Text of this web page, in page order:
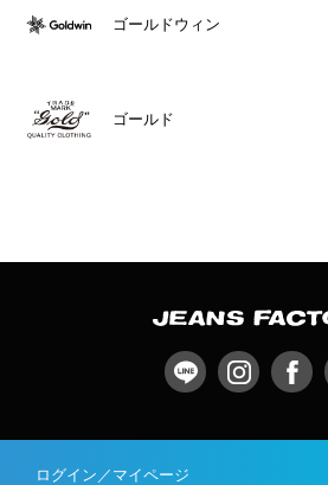
ゴールドウィン
ゴールド
ログイン／マイページ